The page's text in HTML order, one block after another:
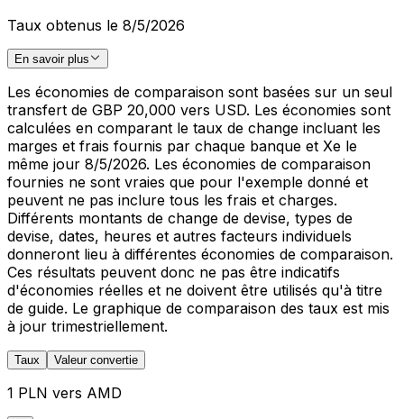
Taux obtenus le 8/5/2026
En savoir plus
Les économies de comparaison sont basées sur un seul
transfert de GBP 20,000 vers USD. Les économies sont
calculées en comparant le taux de change incluant les
marges et frais fournis par chaque banque et Xe le
même jour 8/5/2026. Les économies de comparaison
fournies ne sont vraies que pour l'exemple donné et
peuvent ne pas inclure tous les frais et charges.
Différents montants de change de devise, types de
devise, dates, heures et autres facteurs individuels
donneront lieu à différentes économies de comparaison.
Ces résultats peuvent donc ne pas être indicatifs
d'économies réelles et ne doivent être utilisés qu'à titre
de guide. Le graphique de comparaison des taux est mis
à jour trimestriellement.
Taux Valeur convertie
1 PLN vers AMD